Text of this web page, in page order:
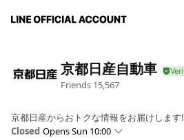
京都日産自動車
Friends 15,567
京都日産からおトクな情報をお届けします!
Closed Opens Sun 10:00